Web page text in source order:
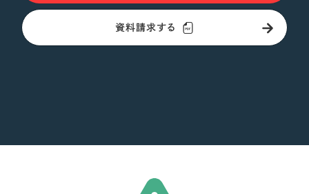
資料請求する